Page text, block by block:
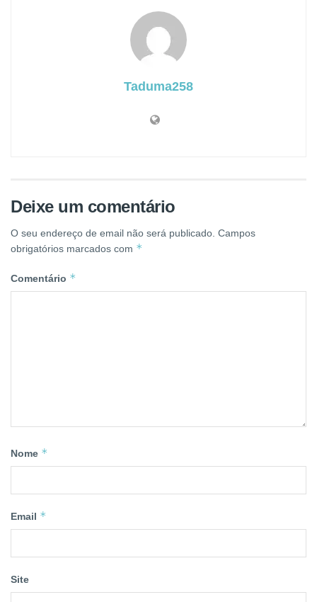
Taduma258
Deixe um comentário
O seu endereço de email não será publicado. Campos
obrigatórios marcados com *
Comentário *
Nome *
Email *
Site